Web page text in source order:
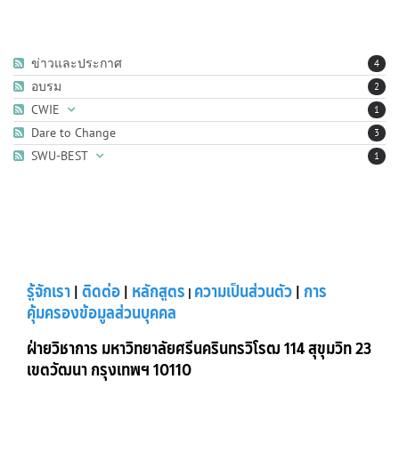
4
ข่าวและประกาศ
2
อบรม
1
CWIE
3
Dare to Change
1
SWU-BEST
รู้จักเรา|ติดต่อ| หลักสูตร | ความเป็นส่วนตัว|การ
คุ้มครองข้อมูลส่วนบุคคล
ฝ่ายวิชาการ มหาวิทยาลัยศรีนครินทรวิโรฒ 114 สุขุมวิท 23
เขตวัฒนา กรุงเทพฯ 10110